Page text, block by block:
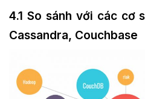
4.1 So sánh với các cơ
Cassandra, Couchbase